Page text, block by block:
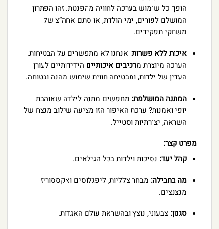
הופך כל שימוש בערכה לחוויה מהפנטת. זהו הפתרון
המושלם לפורים, ימי הולדת, או סתם אחה”צ של
משחקי תפקידים.
איכות ללא פשרות: אנחנו לא מתפשרים על הבטיחות.
הערכה מיוצרת מרכיבים איכותיים הידידותיים לעורן
העדין של ילדות, ומבטיחה חווית שימוש מהנה ובטוחה.
המתנה המושלמת: מחפשים מתנה לילדה שאוהבת
יופי ואמנות? ערכת האיפור הזו מציעה שילוב מנצח של
השראה, יצירתיות וסטייל.
מפרט קצר:
קהל יעד: נסיכות וילדות בכל הגילאים.
מה בחבילה: מבחר צלליות, ליפגלוסים ואקססוריז
מנצנצים.
סגנון: צבעוני, נוצץ ובהשראת עולם האגדות.